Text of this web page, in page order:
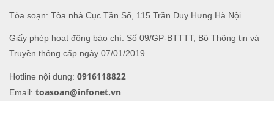
Tòa soạn: Tòa nhà Cục Tần Số, 115 Trần Duy Hưng Hà Nội
Giấy phép hoạt động báo chí: Số 09/GP-BTTTT, Bộ Thông tin và
Truyền thông cấp ngày 07/01/2019.
Hotline nội dung: 0916118822
Email: toasoan@infonet.vn